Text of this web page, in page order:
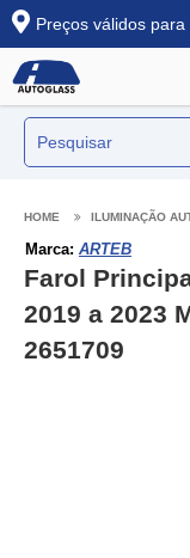
Preços válidos para
ILUMINAÇÃO
Marca: ARTEB
Farol
2019 a 2023
2651709